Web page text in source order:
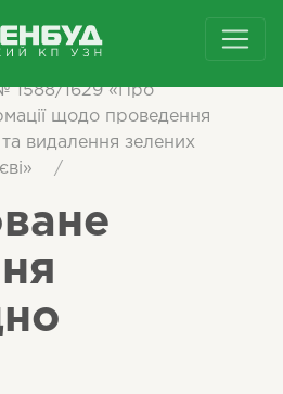
рішенням Київської міської
1588/1629 «Про
щодо проведення
видалення зелених
/